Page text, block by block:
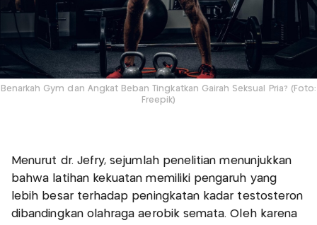
Benarkah Gym dan Angkat Beban Tingkatkan Gairah Seksual Pria? (Foto:
Freepik)
Menurut dr. Jefry, sejumlah penelitian menunjukkan
bahwa latihan kekuatan memiliki pengaruh yang
lebih besar terhadap peningkatan kadar testosteron
dibandingkan olahraga aerobik semata. Oleh karena